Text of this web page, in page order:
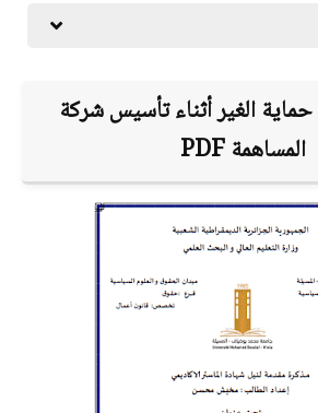
حماية الغير أثناء تأسيس شركة
المساهمةPDF